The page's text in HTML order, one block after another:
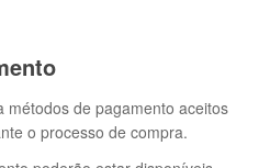
métodos de pagamento aceitos
o processo de compra.